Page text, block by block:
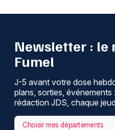
Newsletter : le
Fumel
J-5 avant votre dose
plans, sorties, événements
rédaction JDS, chaque
Choisir mes départements